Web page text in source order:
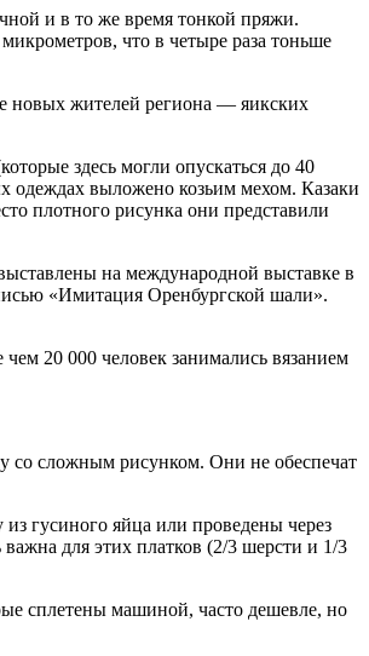
и в то же время тонкой пряжи.
что в четыре раза тоньше
новых жителей региона — яикских
здесь могли опускаться до 40
одеждах выложено козьим мехом. Казаки
плотного рисунка они представили
на международной выставке в
«Имитация Оренбургской шали».
20 000 человек занимались вязанием
со сложным рисунком. Они не обеспечат
гусиного яйца или проведены через
для этих платков (2/3 шерсти и 1/3
сплетены машиной, часто дешевле, но